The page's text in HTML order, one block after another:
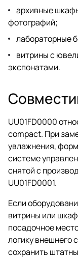
архивные
фотографий;
лабораторные
витрины с
экспонатами.
UU01FD0000
compact. При
увлажнения,
системе
снятой с
UU01FD0001.
Если
витрины или
посадочное
логику внешнего
сохранить